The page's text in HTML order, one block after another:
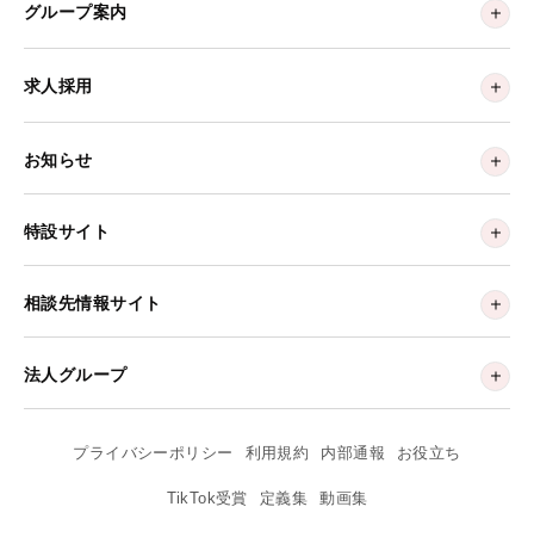
グループ案内
求人採用
お知らせ
特設サイト
相談先情報サイト
法人グループ
プライバシーポリシー 利用規約 内部通報 お役立ち
TikTok受賞 定義集 動画集